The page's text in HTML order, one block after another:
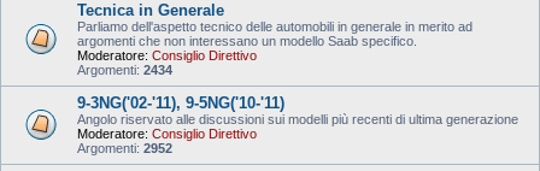
Tecnica in Generale
Parliamo dell'aspetto tecnico delle automobili in generale in merito ad
argomenti che non interessano un modello Saab specifico.
Moderatore: Consiglio Direttivo
Argomenti: 2434
9-3NG('02-'11), 9-5NG('10-'11)
Angolo riservato alle discussioni sui modelli più recenti di ultima generazione
Moderatore: Consiglio Direttivo
Argomenti: 2952